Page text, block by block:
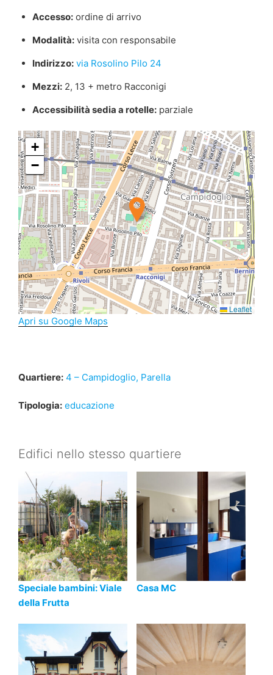
Accesso:ordine di arrivo
Modalità:visita con responsabile
Indirizzo: via Rosolino Pilo 24
Mezzi:2, 13 + metro Racconigi
Accessibilità sedia a rotelle:parziale
+
−
Leaflet
Apri su Google Maps
Quartiere: 4 – Campidoglio, Parella
Tipologia: educazione
Edifici nello stesso quartiere
Speciale bambini: Viale
della Frutta
Casa MC